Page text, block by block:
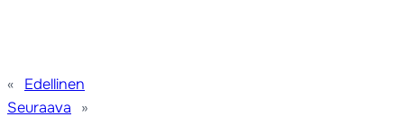
«
Edellinen
Seuraava
»